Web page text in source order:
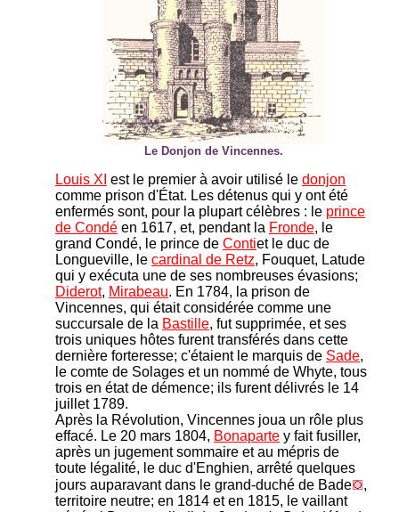
Le Donjon de Vincennes.
Louis XI est le premier à avoir utilisé le donjon
comme prison d'État. Les détenus qui y ont été
enfermés sont, pour la plupart célèbres : le prince
de Condé en 1617, et, pendant la Fronde, le
grand Condé, le prince de Contiet le duc de
Longueville, le cardinal de Retz, Fouquet, Latude
qui y exécuta une de ses nombreuses évasions;
Diderot, Mirabeau. En 1784, la prison de
Vincennes, qui était considérée comme une
succursale de la Bastille, fut supprimée, et ses
trois uniques hôtes furent transférés dans cette
dernière forteresse; c'étaient le marquis de Sade,
le comte de Solages et un nommé de Whyte, tous
trois en état de démence; ils furent délivrés le 14
juillet 1789.
Après la Révolution, Vincennes joua un rôle plus
effacé. Le 20 mars 1804, Bonaparte y fait fusiller,
après un jugement sommaire et au mépris de
toute légalité, le duc d'Enghien, arrêté quelques
jours auparavant dans le grand-duché de Bade
,
territoire neutre; en 1814 et en 1815, le vaillant